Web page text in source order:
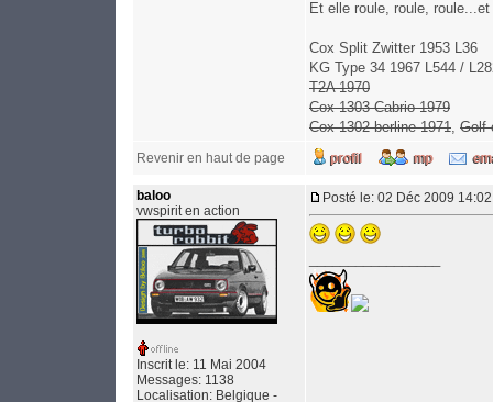
Et elle roule, roule,
Cox Split Zwitter 1953 L36
KG Type 34 1967 L544 /
T2A 1970
Cox 1303 Cabrio 1979
Cox 1302 berline 1971, Golf
Revenir en haut de page
baloo
vwspirit en action
Inscrit le: 11 Mai 2004
Messages: 1138
Localisation: Belgique -
Posté le: 02 Déc 2009 14:02